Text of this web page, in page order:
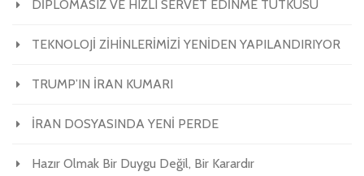
DİPLOMASIZ VE HIZLI SERVET EDİNME TUTKUSU
TEKNOLOJİ ZİHİNLERİMİZİ YENİDEN YAPILANDIRIYOR
TRUMP’IN İRAN KUMARI
İRAN DOSYASINDA YENİ PERDE
Hazır Olmak Bir Duygu Değil, Bir Karardır